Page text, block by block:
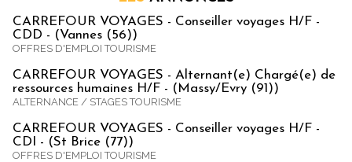
CARREFOUR VOYAGES - Conseiller voyages H/F -
CDD - (Vannes (56))
OFFRES D'EMPLOI TOURISME
CARREFOUR VOYAGES - Alternant(e) Chargé(e) de
ressources humaines H/F - (Massy/Evry (91))
ALTERNANCE / STAGES TOURISME
CARREFOUR VOYAGES - Conseiller voyages H/F -
CDI - (St Brice (77))
OFFRES D'EMPLOI TOURISME